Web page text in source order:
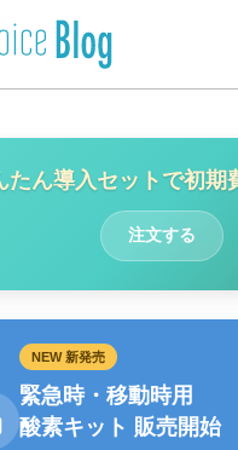
たん導入セットで初期
注文する
NEW 新発売
緊急時・移動時用
酸素キット 販売開始